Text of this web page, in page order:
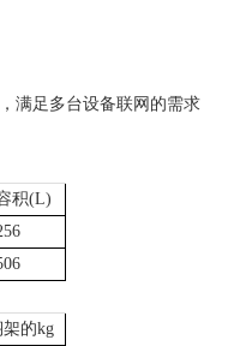
满足多台设备联网的需求
积(L)
的kg